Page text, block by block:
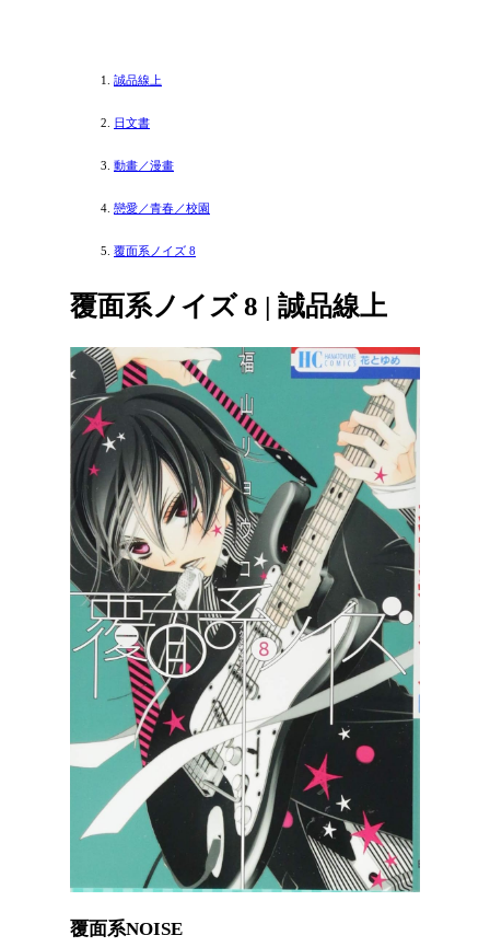
誠品線上
日文書
動畫／漫畫
戀愛／青春／校園
覆面系ノイズ 8
覆面系ノイズ 8 | 誠品線上
覆面系NOISE